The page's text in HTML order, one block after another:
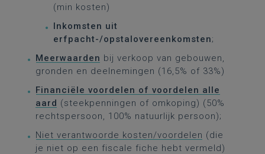
(min kosten)
Inkomsten uit
erfpacht-/opstalovereenkomsten;
Meerwaarden bij verkoop van gebouwen,
gronden en deelnemingen (16,5% of 33%)
Financiële voordelen of voordelen alle
aard (steekpenningen of omkoping) (50%
rechtspersoon, 100% natuurlijk persoon);
Niet verantwoorde kosten/voordelen (die
je niet op een fiscale fiche hebt vermeld)